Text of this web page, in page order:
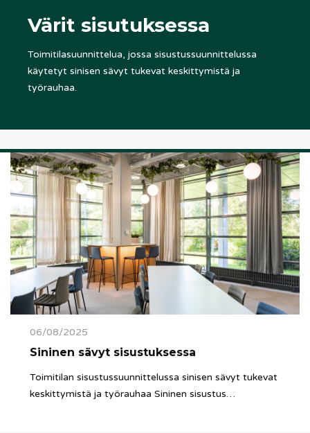
Värit sisutuksessa
Toimitilasuunnittelua, jossa sisustussuunnittelussa
käytetyt sinisen sävyt tukevat keskittymistä ja
työrauhaa.
06/08/2025
Sininen sävyt sisustuksessa
Toimitilan sisustussuunnittelussa sinisen sävyt tukevat
keskittymistä ja työrauhaa Sininen sisustus…